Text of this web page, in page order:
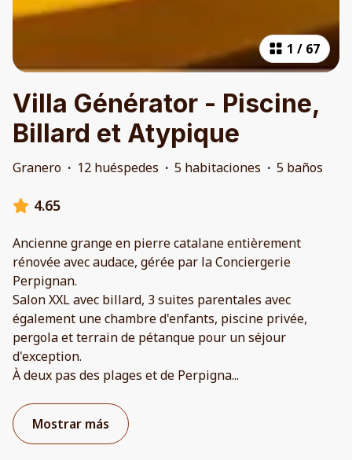
1 / 67
Villa Générator - Piscine,
Billard et Atypique
Granero · 12 huéspedes · 5 habitaciones · 5 baños
4.65
Ancienne grange en pierre catalane entièrement
rénovée avec audace, gérée par la Conciergerie
Perpignan.
Salon XXL avec billard, 3 suites parentales avec
également une chambre d'enfants, piscine privée,
pergola et terrain de pétanque pour un séjour
d'exception.
À deux pas des plages et de Perpigna...
Mostrar más